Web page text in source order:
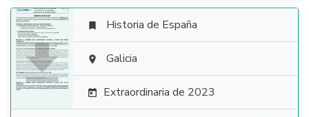

 Historia de España
 Galicia
 Extraordinaria de 2023